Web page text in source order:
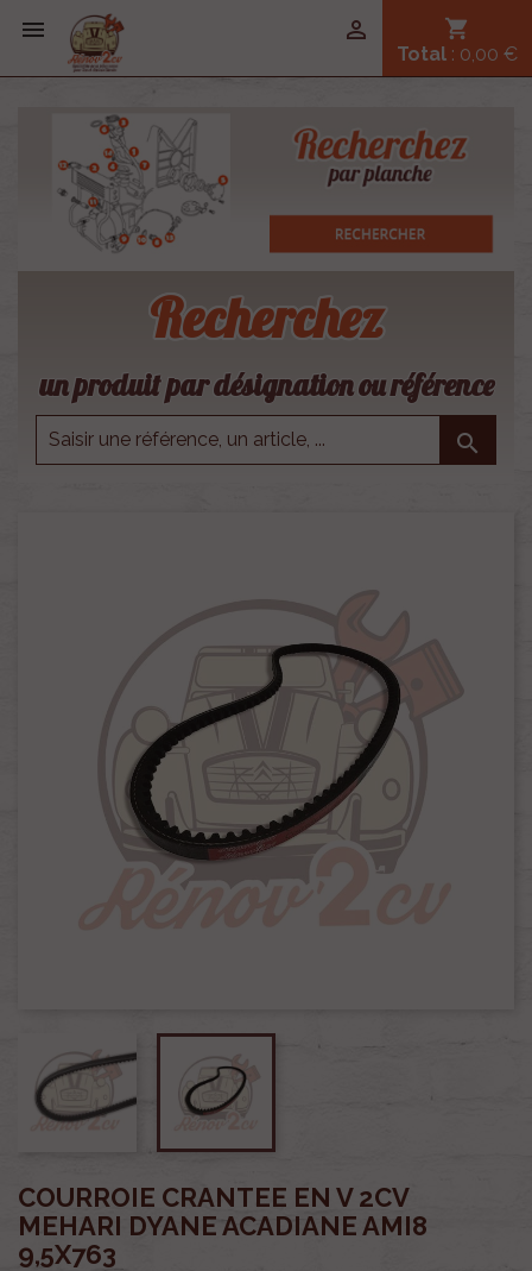
 shopping_cart
Total : 0,00 €

Recherchez
un produit par désignation ou référence

COURROIE CRANTEE EN V 2CV
MEHARI DYANE ACADIANE AMI8
9,5X763